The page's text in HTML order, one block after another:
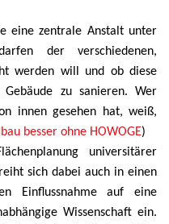
eine zentrale Anstalt unter
der verschiedenen,
werden will und ob diese
zu sanieren. Wer
innen gesehen hat, weiß,
besser ohne HOWOGE)
universitärer
sich dabei auch in einen
Einflussnahme auf eine
Wissenschaft ein.